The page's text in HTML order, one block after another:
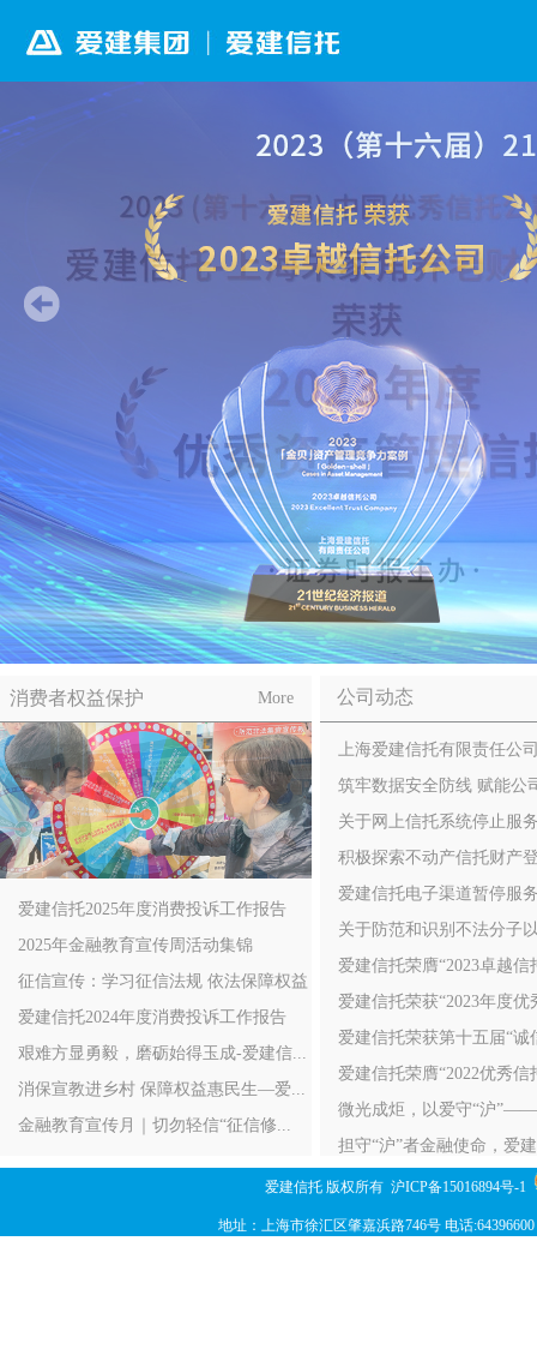
消费者权益保护
More
1
2
3
4
5
6
爱建信托2025年度消费投诉工作报告
2025年金融教育宣传周活动集锦
征信宣传：学习征信法规 依法保障权益
爱建信托2024年度消费投诉工作报告
艰难方显勇毅，磨砺始得玉成-爱建信...
消保宣教进乡村 保障权益惠民生—爱...
金融教育宣传月｜切勿轻信“征信修...
公司动态
上海爱建信托有限责任公
筑牢数据安全防线 赋能公
关于网上信托系统停止服
积极探索不动产信托财产
爱建信托电子渠道暂停服
关于防范和识别不法分子
爱建信托荣膺“2023卓越信
爱建信托荣获“2023年度优
爱建信托荣获第十五届“诚
爱建信托荣膺“2022优秀信
微光成炬，以爱守“沪
担守“沪”者金融使命，爱
爱建信托 版权所有 沪ICP备15016894号-1
地址：上海市徐汇区肇嘉浜路746号 电话